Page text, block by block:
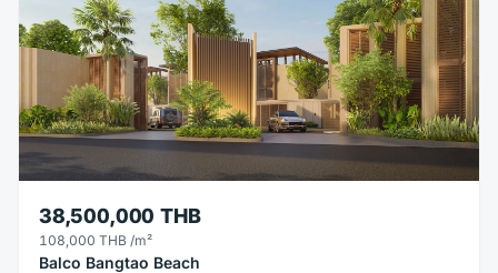
38,500,000 THB
108,000 THB /m²
Balco Bangtao Beach